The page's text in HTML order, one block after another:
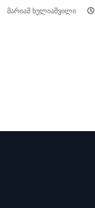
მარიამ ხულიაშვილი